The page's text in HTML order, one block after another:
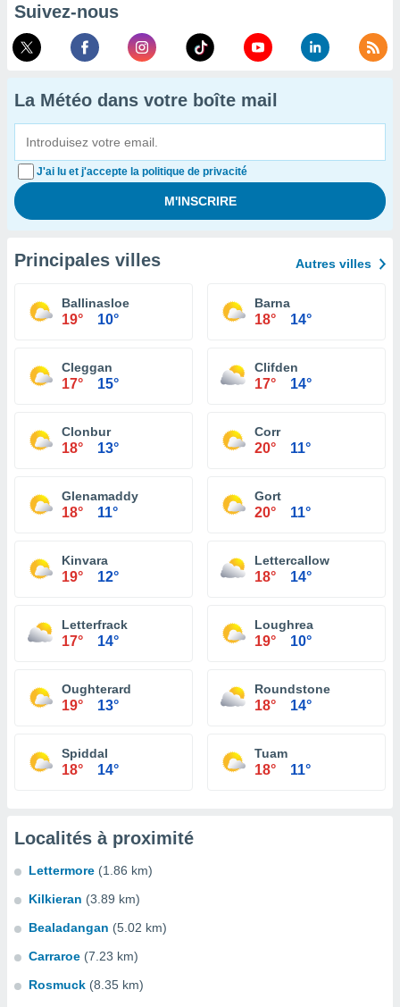
Suivez-nous
La Météo dans votre boîte mail
J'ai lu et j'accepte la politique de privacité
Principales villes Autres villes
Ballinasloe
19° 10°
Barna
18° 14°
Cleggan
17° 15°
Clifden
17° 14°
Clonbur
18° 13°
Corr
20° 11°
Glenamaddy
18° 11°
Gort
20° 11°
Kinvara
19° 12°
Lettercallow
18° 14°
Letterfrack
17° 14°
Loughrea
19° 10°
Oughterard
19° 13°
Roundstone
18° 14°
Spiddal
18° 14°
Tuam
18° 11°
Localités à proximité
Lettermore (1.86 km)
Kilkieran (3.89 km)
Bealadangan (5.02 km)
Carraroe (7.23 km)
Rosmuck (8.35 km)